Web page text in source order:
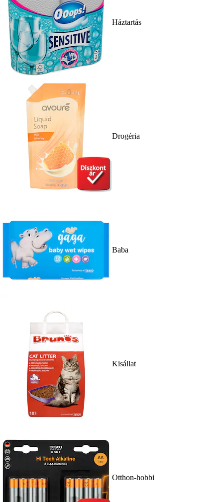
Háztartás
Drogéria
Baba
Kisállat
Otthon-hobbi